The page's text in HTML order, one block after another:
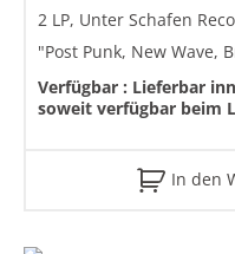
2 LP, Unter Schafen
"Post Punk, New Wave,
Verfügbar : Lieferbar
soweit verfügbar beim
In den